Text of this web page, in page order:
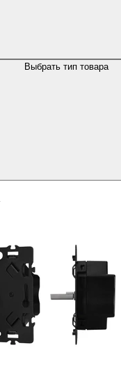
Выбрать тип товара